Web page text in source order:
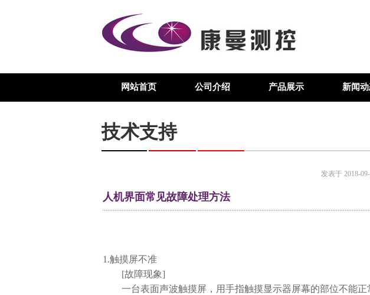
网站首页 公司介绍 产品展示 新闻
技术支持
发表于 2018-
人机界面常见故障处理方法
1.触摸屏不准
[故障现象]
一台表面声波触摸屏，用手指触摸显示器屏幕的部位不能正